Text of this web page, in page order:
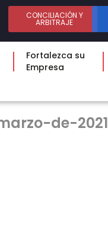
CONCILIACIÓN Y
ARBITRAJE
Fortalezca su
Empresa
de-2021